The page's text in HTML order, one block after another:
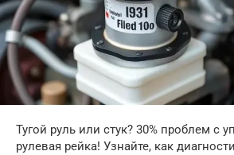
Тугой руль или стук? 30% проблем с
рулевая рейка! Узнайте, как